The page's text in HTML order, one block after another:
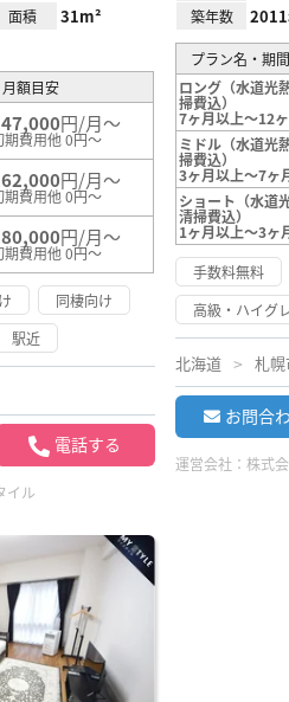
面積 31m²
月額目安
円/月～
期費用他 0円～
円/月～
期費用他 0円～
円/月～
期費用他 0円～
同棲向け
駅近
電話する
イル
築年数
プラン名・期間
ロング（水道光
掃費込）
7ヶ月以上～12
ミドル（水道光
掃費込）
3ヶ月以上～7ヶ
ショート（水道
清掃費込）
1ヶ月以上～3ヶ
手数料無料
高級・ハイグ
北海道 札
お問合
運営会社：株式